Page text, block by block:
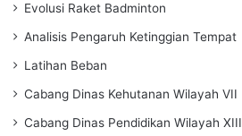
Evolusi Raket Badminton
Analisis Pengaruh Ketinggian Tempat
Latihan Beban
Cabang Dinas Kehutanan Wilayah VII
Cabang Dinas Pendidikan Wilayah XIII